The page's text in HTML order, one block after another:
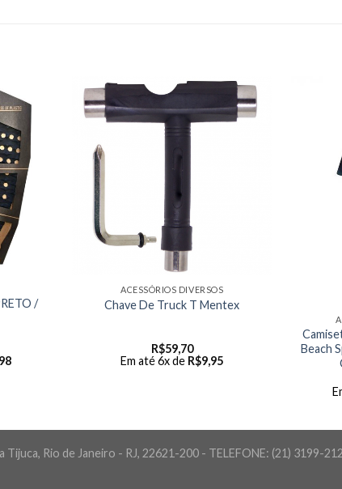
/
ACESSÓRIOS DIVERSOS
Chave De Truck T Mentex
R$59,70
Em até 6x de R$9,95
Beach
Rio de Janeiro - RJ, 22621-200 - TELEFONE: (21) 3199-